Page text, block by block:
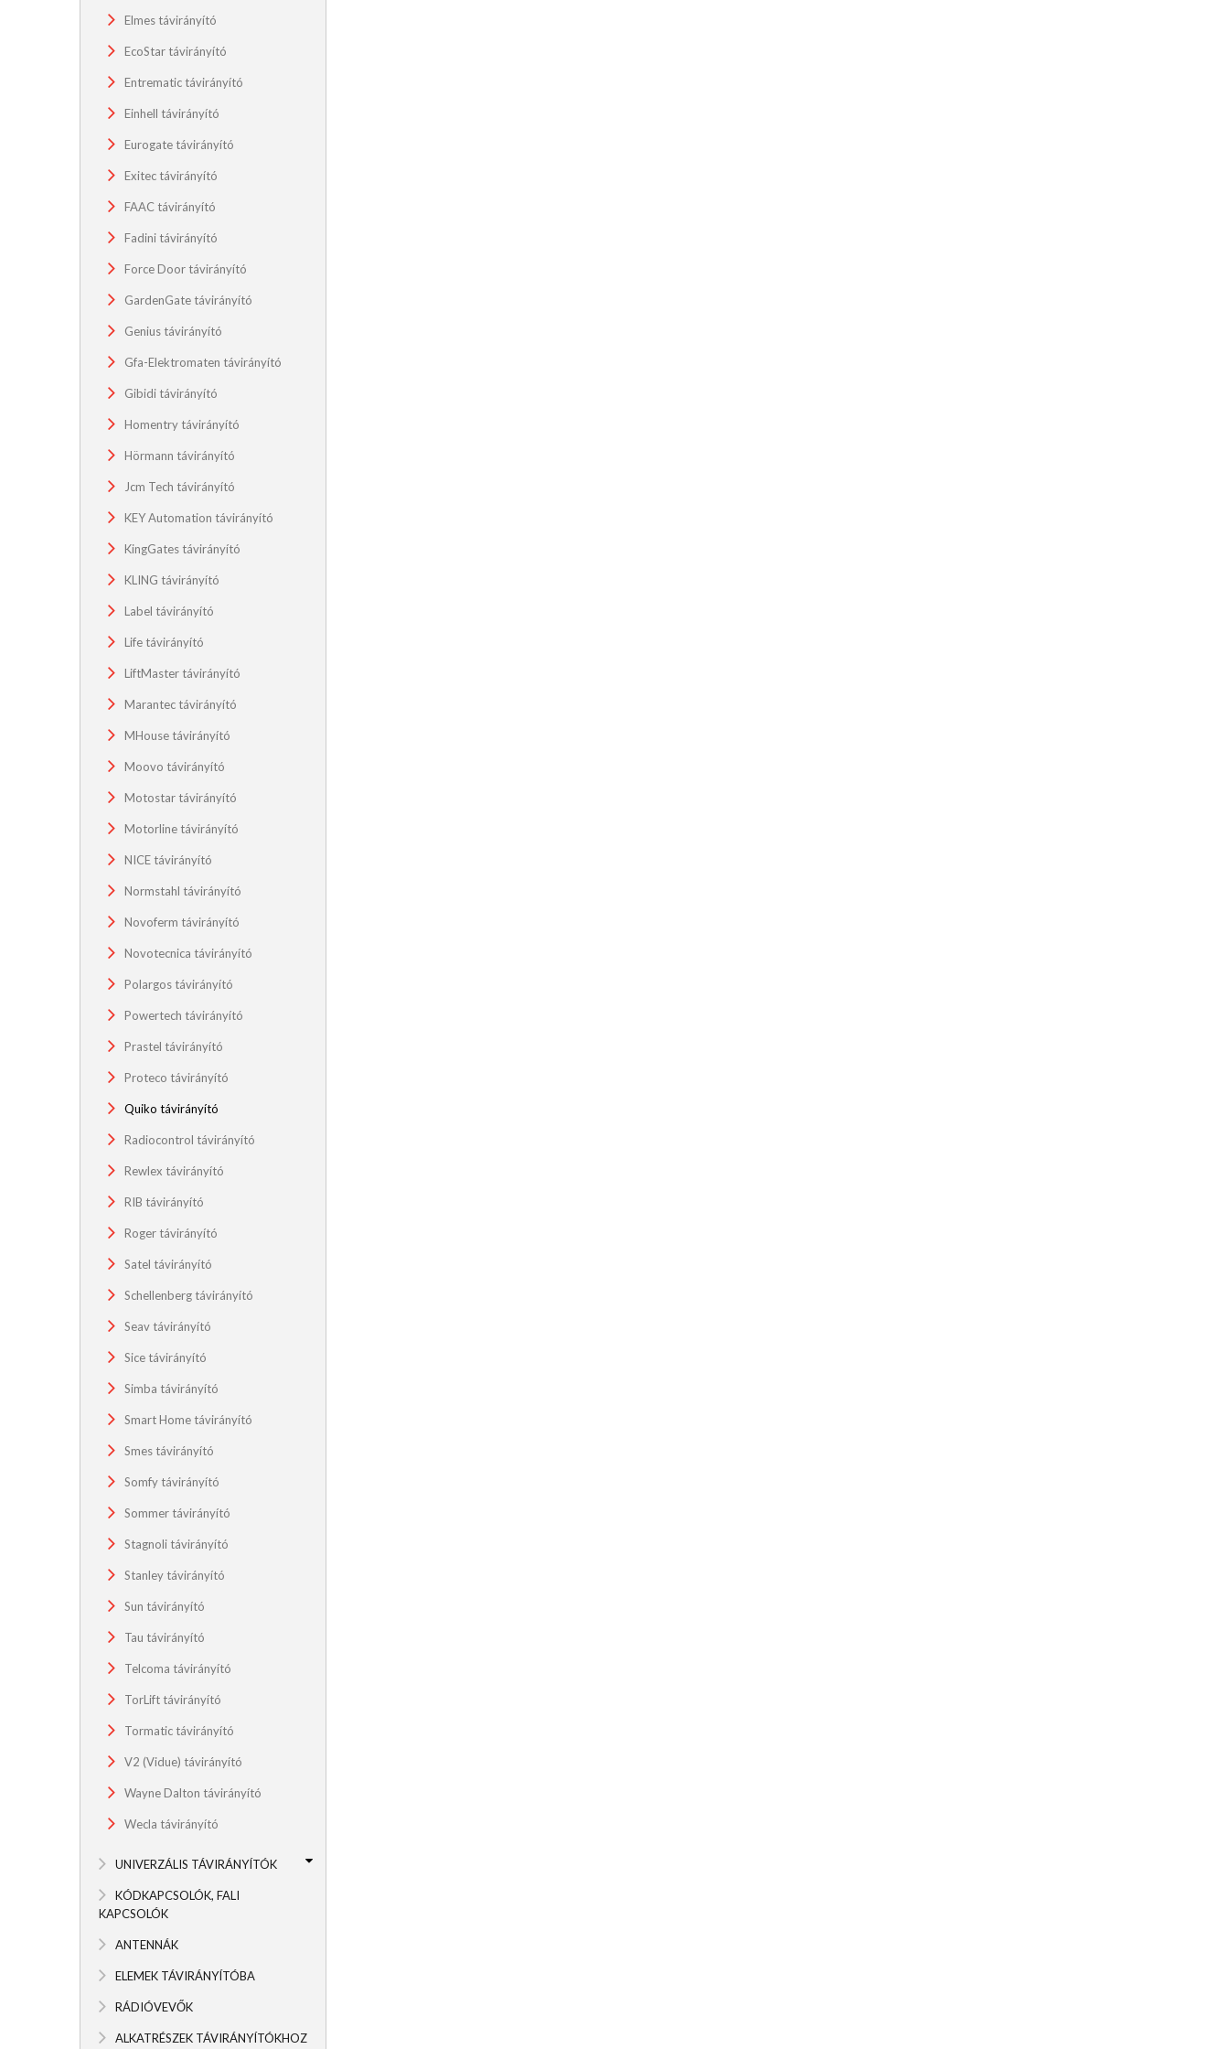
Elmes távirányító
EcoStar távirányító
Entrematic távirányító
Einhell távirányító
Eurogate távirányító
Exitec távirányító
FAAC távirányító
Fadini távirányító
Force Door távirányító
GardenGate távirányító
Genius távirányító
Gfa-Elektromaten távirányító
Gibidi távirányító
Homentry távirányító
Hörmann távirányító
Jcm Tech távirányító
KEY Automation távirányító
KingGates távirányító
KLING távirányító
Label távirányító
Life távirányító
LiftMaster távirányító
Marantec távirányító
MHouse távirányító
Moovo távirányító
Motostar távirányító
Motorline távirányító
NICE távirányító
Normstahl távirányító
Novoferm távirányító
Novotecnica távirányító
Polargos távirányító
Powertech távirányító
Prastel távirányító
Proteco távirányító
Quiko távirányító
Radiocontrol távirányító
Rewlex távirányító
RIB távirányító
Roger távirányító
Satel távirányító
Schellenberg távirányító
Seav távirányító
Sice távirányító
Simba távirányító
Smart Home távirányító
Smes távirányító
Somfy távirányító
Sommer távirányító
Stagnoli távirányító
Stanley távirányító
Sun távirányító
Tau távirányító
Telcoma távirányító
TorLift távirányító
Tormatic távirányító
V2 (Vidue) távirányító
Wayne Dalton távirányító
Wecla távirányító
UNIVERZÁLIS TÁVIRÁNYÍTÓK
KÓDKAPCSOLÓK, FALI
KAPCSOLÓK
ANTENNÁK
ELEMEK TÁVIRÁNYÍTÓBA
RÁDIÓVEVŐK
ALKATRÉSZEK TÁVIRÁNYÍTÓKHOZ